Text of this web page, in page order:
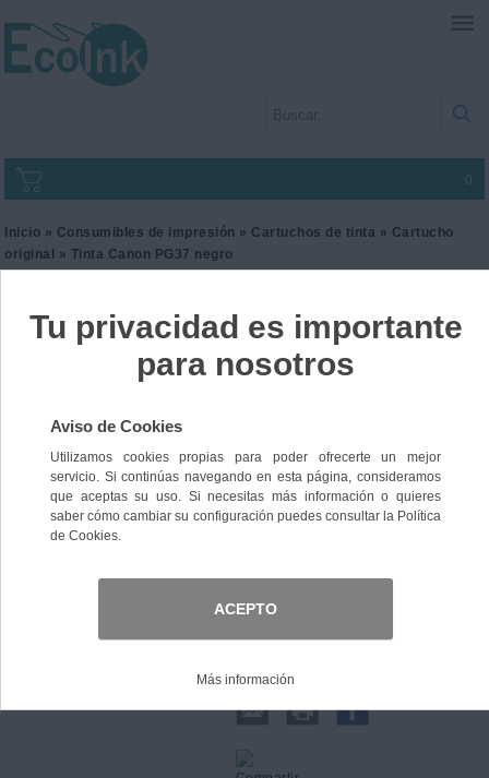
0
Inicio » Consumibles de impresión » Cartuchos de tinta » Cartucho
original
» Tinta Canon PG37 negro
Tinta Canon PG37 negro
Ref. 2145B001
Comprar